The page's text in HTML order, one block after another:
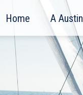
Home A Austin